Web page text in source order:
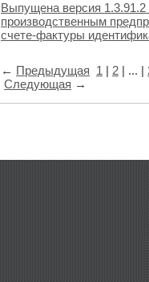
Выпущена версия
производственным
счете-фактуры
← Предыдущая 1 | 2 | ... |
Следующая →